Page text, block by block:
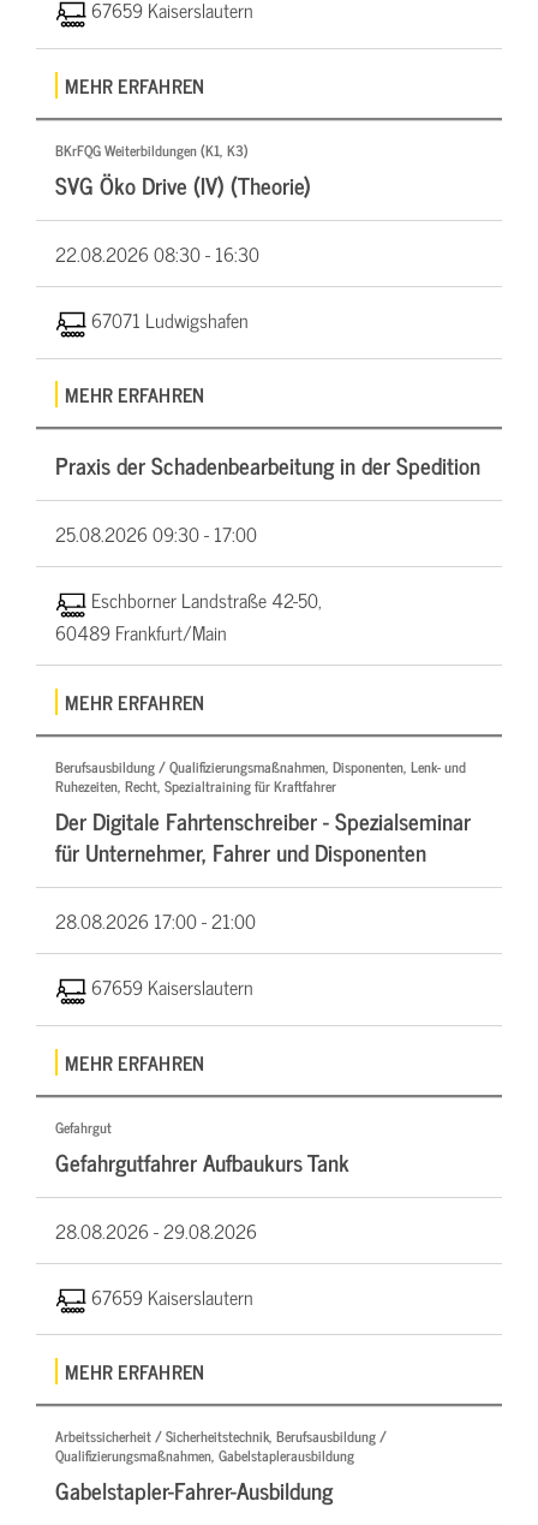
67659 Kaiserslautern
MEHR ERFAHREN
BKrFQG Weiterbildungen (K1, K3)
SVG Öko Drive (IV) (Theorie)
22.08.202608:30 - 16:30
67071 Ludwigshafen
MEHR ERFAHREN
Praxis der Schadenbearbeitung in der Spedition
25.08.202609:30 - 17:00
Eschborner Landstraße 42-50,
60489 Frankfurt/Main
MEHR ERFAHREN
Berufsausbildung / Qualifizierungsmaßnahmen, Disponenten, Lenk- und
Ruhezeiten, Recht, Spezialtraining für Kraftfahrer
Der Digitale Fahrtenschreiber - Spezialseminar
für Unternehmer, Fahrer und Disponenten
28.08.2026 17:00 - 21:00
67659 Kaiserslautern
MEHR ERFAHREN
Gefahrgut
Gefahrgutfahrer Aufbaukurs Tank
28.08.2026 -29.08.2026
67659 Kaiserslautern
MEHR ERFAHREN
Arbeitssicherheit / Sicherheitstechnik, Berufsausbildung /
Qualifizierungsmaßnahmen, Gabelstaplerausbildung
Gabelstapler-Fahrer-Ausbildung